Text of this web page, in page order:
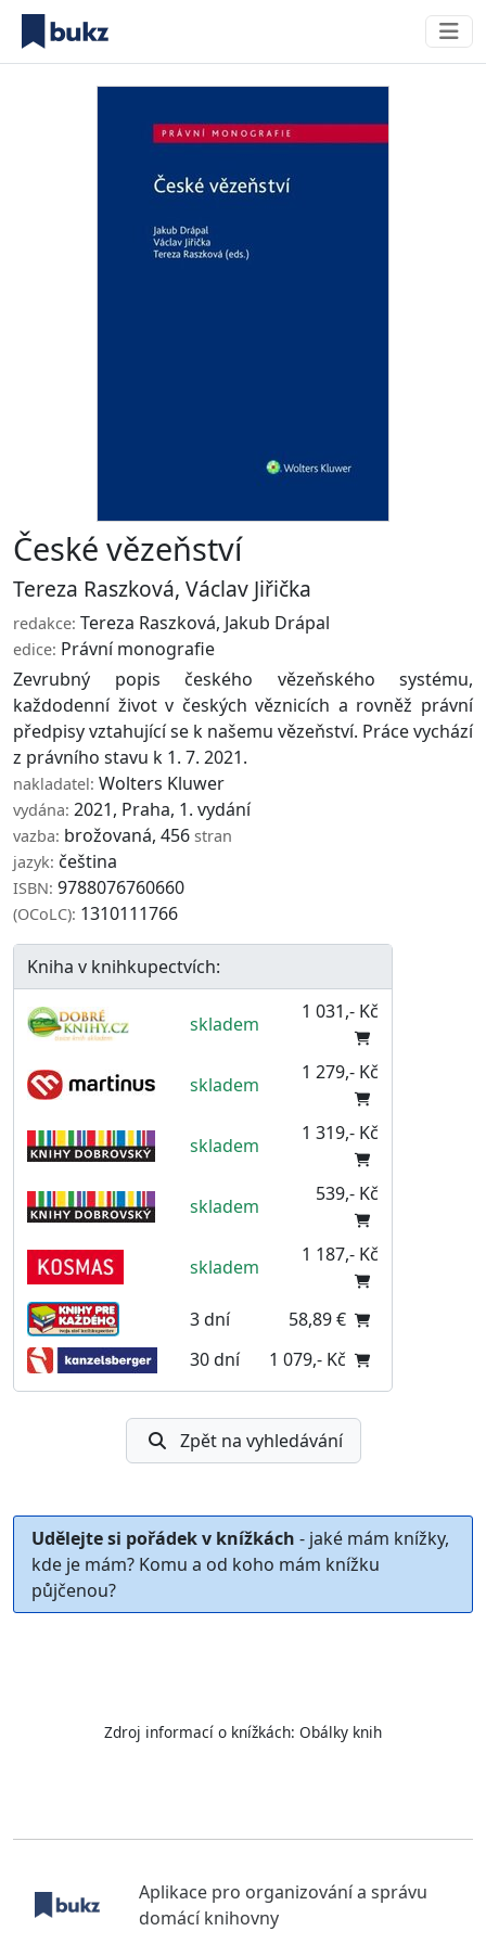
České vězeňství
Tereza Raszková, Václav Jiřička
redakce: Tereza Raszková, Jakub Drápal
edice: Právní monografie
Zevrubný popis českého vězeňského systému,
každodenní život v českých věznicích a rovněž právní
předpisy vztahující se k našemu vězeňství. Práce vychází
z právního stavu k 1. 7. 2021.
nakladatel: Wolters Kluwer
vydána: 2021, Praha, 1. vydání
vazba: brožovaná, 456 stran
jazyk: čeština
ISBN: 9788076760660
(OCoLC): 1310111766
Kniha v knihkupectvích:
skladem
1 031,- Kč
skladem
1 279,- Kč
skladem
1 319,- Kč
skladem
539,- Kč
skladem
1 187,- Kč
3 dní
58,89 €
30 dní
1 079,- Kč
Zpět na vyhledávání
Udělejte si pořádek v knížkách - jaké mám knížky,
kde je mám? Komu a od koho mám knížku
půjčenou?
Zdroj informací o knížkách: Obálky knih
Aplikace pro organizování a správu
domácí knihovny